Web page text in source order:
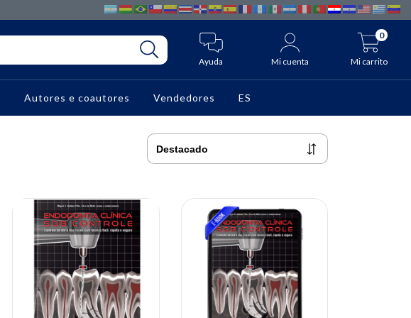
Ayuda Mi cuenta Mi carrito
0
Autores e coautores Vendedores ES